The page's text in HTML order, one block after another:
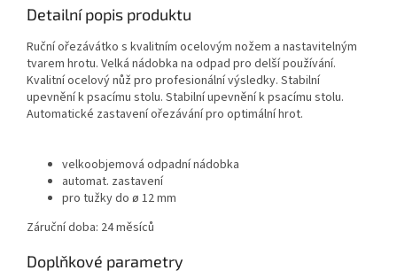
Detailní popis produktu
Ruční ořezávátko s kvalitním ocelovým nožem a nastavitelným
tvarem hrotu. Velká nádobka na odpad pro delší používání.
Kvalitní ocelový nůž pro profesionální výsledky. Stabilní
upevnění k psacímu stolu. Stabilní upevnění k psacímu stolu.
Automatické zastavení ořezávání pro optimální hrot.
velkoobjemová odpadní nádobka
automat. zastavení
pro tužky do ø 12 mm
Záruční doba: 24 měsíců
Doplňkové parametry